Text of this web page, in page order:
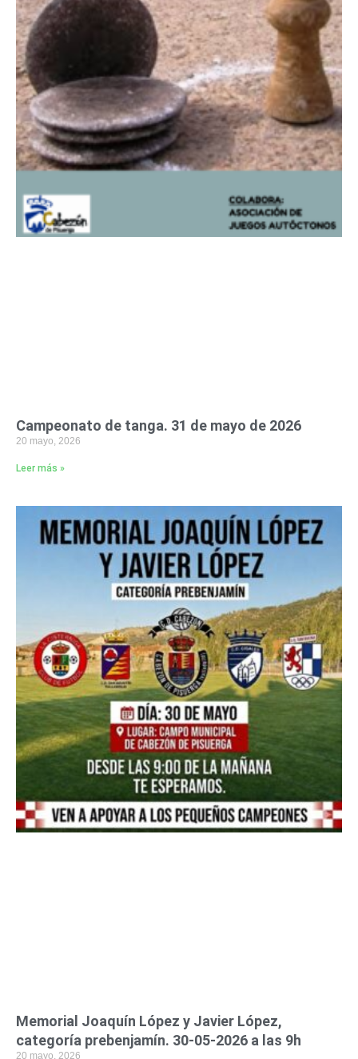
Campeonato de tanga. 31 de mayo de 2026
20 mayo, 2026
Leer más »
Memorial Joaquín López y Javier López,
categoría prebenjamín. 30-05-2026 a las 9h
20 mayo, 2026